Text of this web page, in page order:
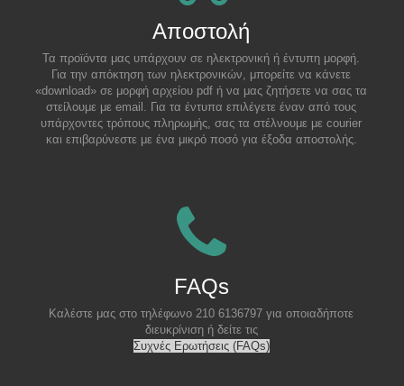
Αποστολή
Τα προϊόντα μας υπάρχουν σε ηλεκτρονική ή έντυπη μορφή.
Για την απόκτηση των ηλεκτρονικών, μπορείτε να κάνετε
«download» σε μορφή αρχείου pdf ή να μας ζητήσετε να σας τα
στείλουμε με email. Για τα έντυπα επιλέγετε έναν από τους
υπάρχοντες τρόπους πληρωμής, σας τα στέλνουμε με courier
και επιβαρύνεστε με ένα μικρό ποσό για έξοδα αποστολής.
FAQs
Καλέστε μας στο τηλέφωνο 210 6136797 για οποιαδήποτε
διευκρίνιση ή δείτε τις
Συχνές Ερωτήσεις (FAQs)